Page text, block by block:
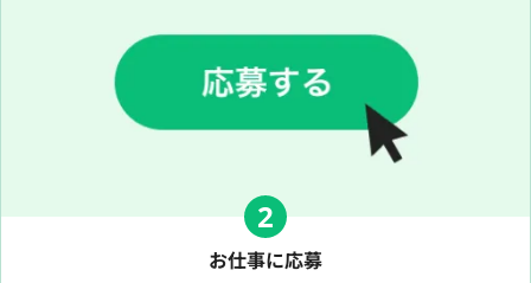
2
お仕事に応募